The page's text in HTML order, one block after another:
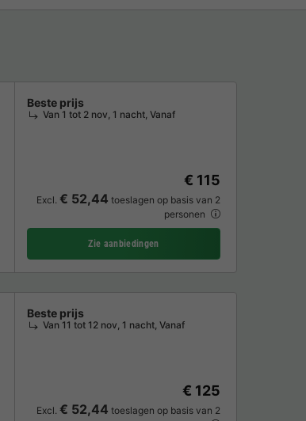
Beste prijs
Van 1 tot 2 nov, 1 nacht, Vanaf
€ 115
Excl. € 52,44 toeslagen op basis van 2
personen
Zie aanbiedingen
Beste prijs
Van 11 tot 12 nov, 1 nacht, Vanaf
€ 125
Excl. € 52,44 toeslagen op basis van 2